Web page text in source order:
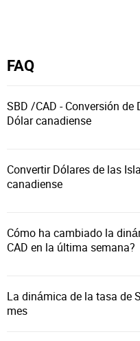
FAQ
SBD /CAD - Conversión
Dólar canadiense
Convertir Dólares de las
canadiense
Cómo ha cambiado la
CAD en la última semana?
La dinámica de la tasa de
mes